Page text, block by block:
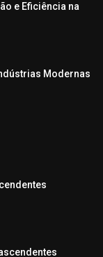
e Eficiência na
Modernas